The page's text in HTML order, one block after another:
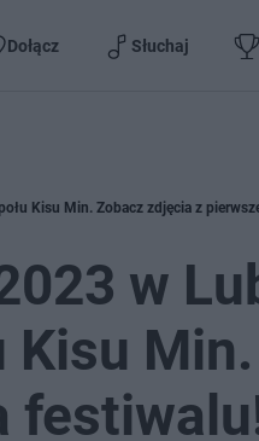
Dołącz Słuchaj
Kisu Min. Zobacz zdjęcia z
w
Kisu